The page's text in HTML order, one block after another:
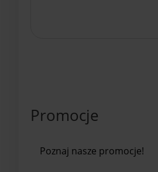
Promocje
Poznaj nasze promocje!